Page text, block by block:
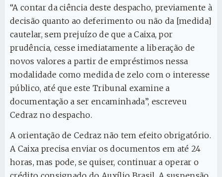
“A contar da ciência deste despacho, previamente à
decisão quanto ao deferimento ou não da [medida]
cautelar, sem prejuízo de que a Caixa, por
prudência, cesse imediatamente a liberação de
novos valores a partir de empréstimos nessa
modalidade como medida de zelo com o interesse
público, até que este Tribunal examine a
documentação a ser encaminhada”, escreveu
Cedraz no despacho.
A orientação de Cedraz não tem efeito obrigatório.
A Caixa precisa enviar os documentos em até 24
horas, mas pode, se quiser, continuar a operar o